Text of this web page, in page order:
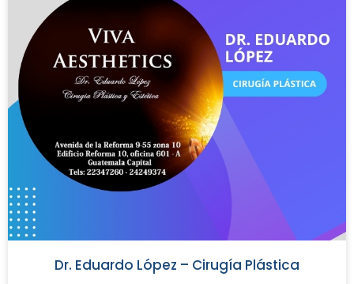
Dr. Eduardo López – Cirugía Plástica